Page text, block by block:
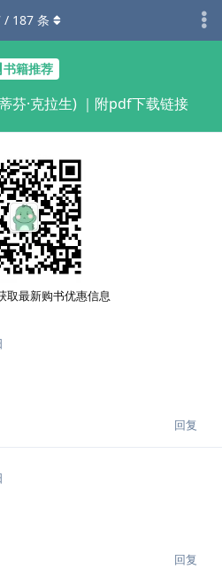
书籍推荐
芬·克拉生) ｜附pdf下载链接
/ 187 条
取最新购书优惠信息
回复
回复